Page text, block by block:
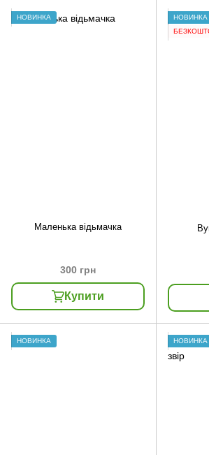
НОВИНКА
Маленька відьмачка
300 грн
Купити
НОВИНКА
НОВИНКА НОВИНКА